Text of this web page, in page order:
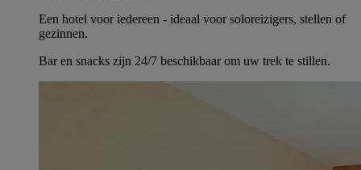
Een hotel voor iedereen - ideaal voor soloreizigers, stellen of
gezinnen.
Bar en snacks zijn 24/7 beschikbaar om uw trek te stillen.